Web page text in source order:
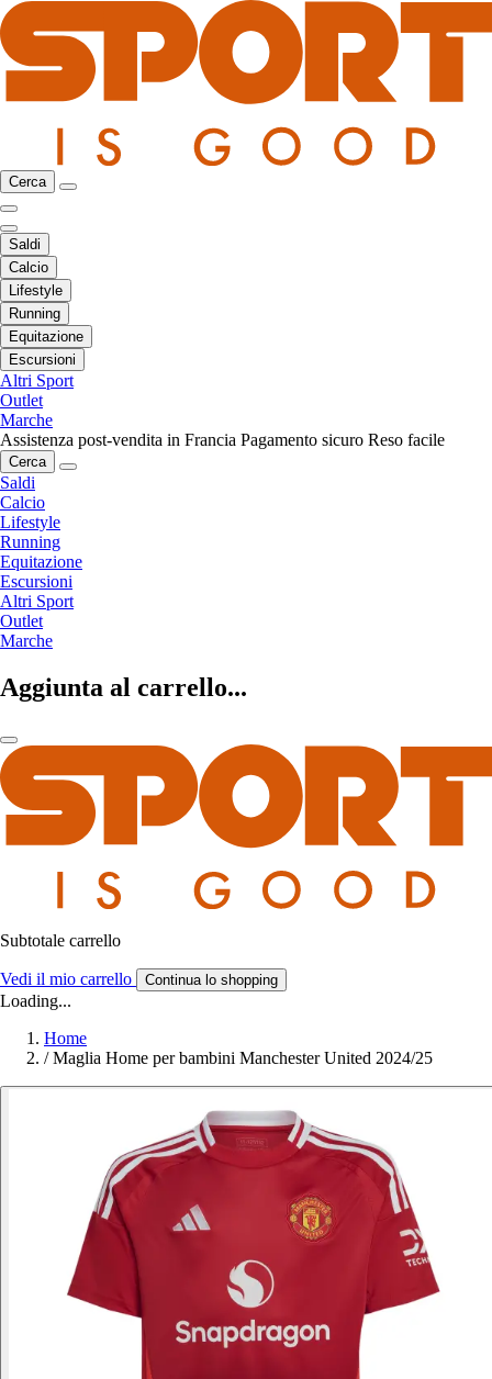
Cerca
Saldi
Calcio
Lifestyle
Running
Equitazione
Escursioni
Altri Sport
Outlet
Marche
Assistenza post-vendita in Francia Pagamento sicuro Reso facile
Cerca
Saldi
Calcio
Lifestyle
Running
Equitazione
Escursioni
Altri Sport
Outlet
Marche
Aggiunta al carrello...
Subtotale carrello
Vedi il mio carrello Continua lo shopping
Loading...
Home
/ Maglia Home per bambini Manchester United 2024/25